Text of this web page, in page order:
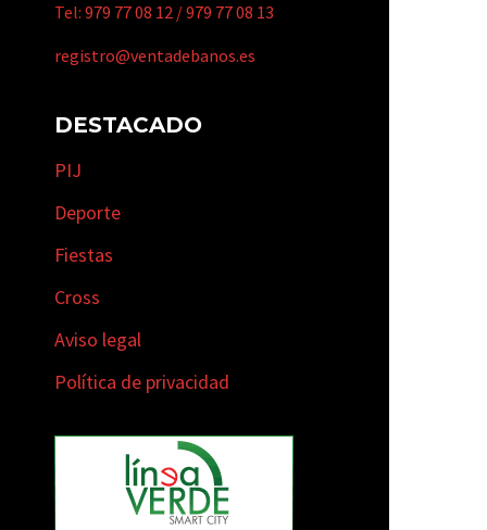
Tel: 979 77 08 12 /979 77 08 13
registro@ventadebanos.es
DESTACADO
PIJ
Deporte
Fiestas
Cross
Aviso legal
Política de privacidad